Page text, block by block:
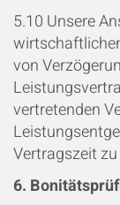
5.10 Unsere
von
vertretenden
Vertragszeit
6.